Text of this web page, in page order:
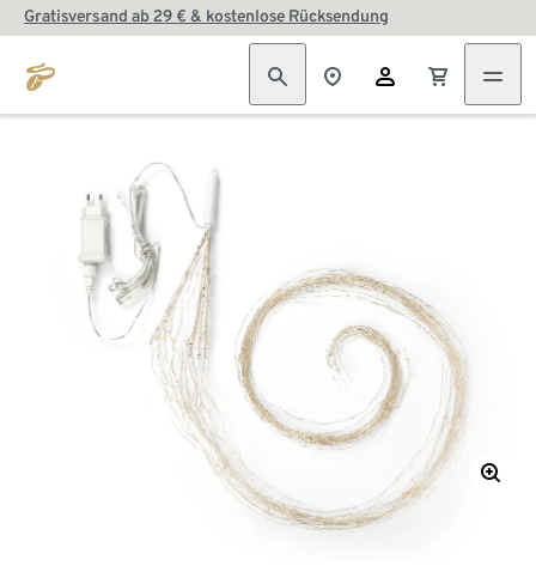
Gratisversand ab 29 € & kostenlose Rücksendung